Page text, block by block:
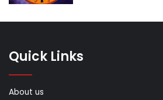
Quick Links
About us